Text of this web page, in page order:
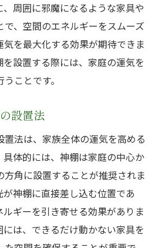
、周囲に邪魔になるような家具や
、空間のエネルギーをスムーズ
気を最大化する効果が期待できま
設置する際には、家庭の運気を
ことです。
設置法
置法は、家族全体の運気を高める
具体的には、神棚は家庭の中心か
方角に設置することが推奨されま
神棚に直接差し込む位置であ
ルギーを引き寄せる効果がありま
は、できるだけ動かない家具を